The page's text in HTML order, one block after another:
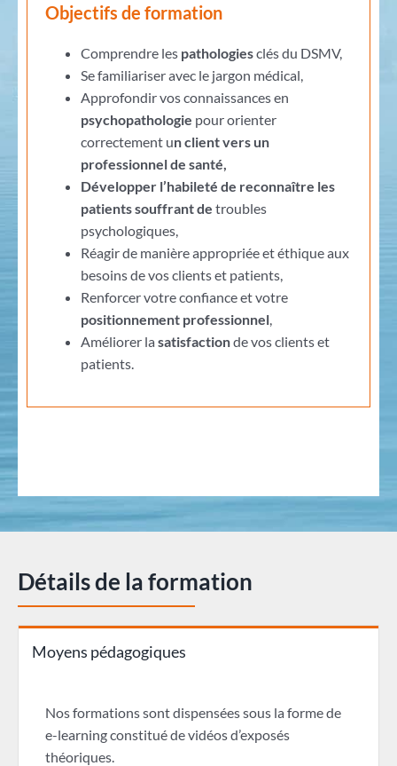
Objectifs de formation
Comprendre les pathologiesclés du DSMV,
Se familiariser avec le jargon médical,
Approfondir vos connaissances en
psychopathologie pour orienter
correctement un client vers un
professionnel de santé,
Développer l’habileté de reconnaître les
patients souffrant de troubles
psychologiques,
Réagir de manière appropriée et éthique aux
besoins de vos clients et patients,
Renforcer votre confiance et votre
positionnement professionnel,
Améliorer la satisfactionde vos clients et
patients.
Détails de la formation
Moyens pédagogiques
Nos formations sont dispensées sous la forme de
e-learning constitué de vidéos d’exposés
théoriques.